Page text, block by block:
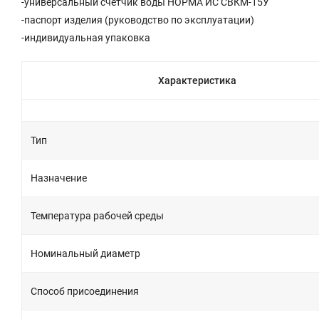
-паспорт изделия (руководство по эксплуатации)
-индивидуальная упаковка
Характеристика
Тип
Назначение
Температура рабочей среды
Номинальный диаметр
Способ присоединения